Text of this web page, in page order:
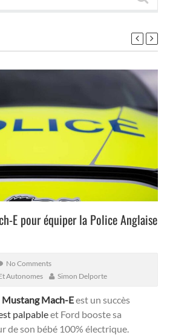
E pour équiper la Police Anglaise
No Comments
Autonomes Simon Delporte
Mustang Mach-Eest un succès
palpableet Ford booste sa
de son bébé 100% électrique.